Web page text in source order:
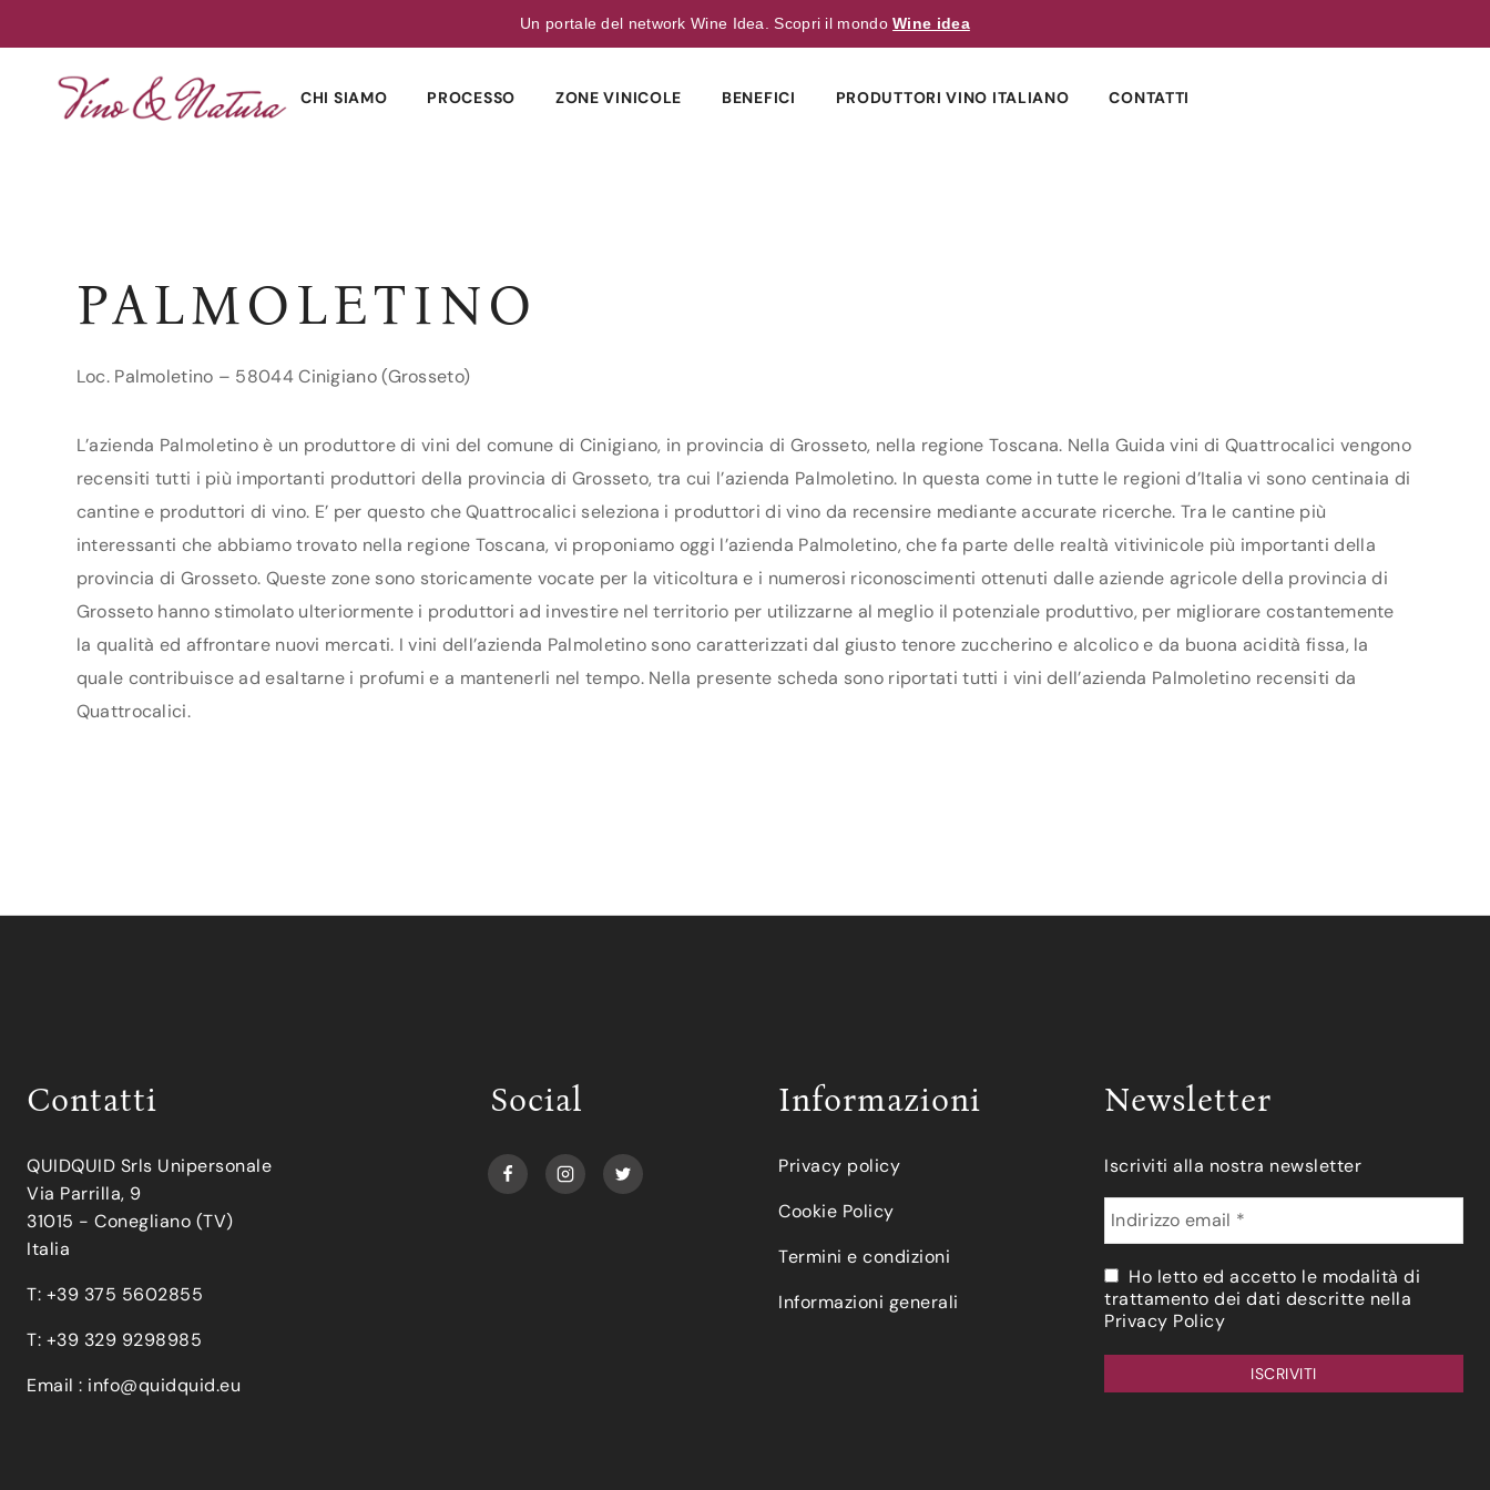
Un portale del network Wine Idea. Scopri il mondoWine idea
CHI SIAMO PROCESSO ZONE VINICOLE BENEFICI PRODUTTORI VINO ITALIANO CONTATTI
PALMOLETINO
Loc. Palmoletino – 58044 Cinigiano (Grosseto)
L’azienda Palmoletino è un produttore di vini del comune di Cinigiano, in provincia di Grosseto, nella regione Toscana. Nella Guida vini di Quattrocalici vengono
recensiti tutti i più importanti produttori della provincia di Grosseto, tra cui l’azienda Palmoletino. In questa come in tutte le regioni d’Italia vi sono centinaia di
cantine e produttori di vino. E’ per questo che Quattrocalici seleziona i produttori di vino da recensire mediante accurate ricerche. Tra le cantine più
interessanti che abbiamo trovato nella regione Toscana, vi proponiamo oggi l’azienda Palmoletino, che fa parte delle realtà vitivinicole più importanti della
provincia di Grosseto. Queste zone sono storicamente vocate per la viticoltura e i numerosi riconoscimenti ottenuti dalle aziende agricole della provincia di
Grosseto hanno stimolato ulteriormente i produttori ad investire nel territorio per utilizzarne al meglio il potenziale produttivo, per migliorare costantemente
la qualità ed affrontare nuovi mercati. I vini dell’azienda Palmoletino sono caratterizzati dal giusto tenore zuccherino e alcolico e da buona acidità fissa, la
quale contribuisce ad esaltarne i profumi e a mantenerli nel tempo. Nella presente scheda sono riportati tutti i vini dell’azienda Palmoletino recensiti da
Quattrocalici.
Contatti
QUIDQUID Srls Unipersonale
Via Parrilla, 9
31015 - Conegliano (TV)
Italia
T: +39 375 5602855
T: +39 329 9298985
Email : info@quidquid.eu
Social Informazioni
Privacy policy
Cookie Policy
Termini e condizioni
Informazioni generali
Newsletter
Iscriviti alla nostra newsletter
Ho letto ed accetto le modalità di
trattamento dei dati descritte nella
Privacy Policy